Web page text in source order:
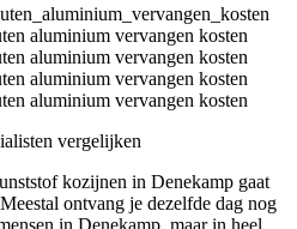
kozijnen in Denekamp gaat
ontvang je dezelfde dag nog
in Denekamp, maar in heel